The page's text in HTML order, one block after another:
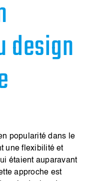
design
popularité dans le
une flexibilité et
étaient auparavant
approche est